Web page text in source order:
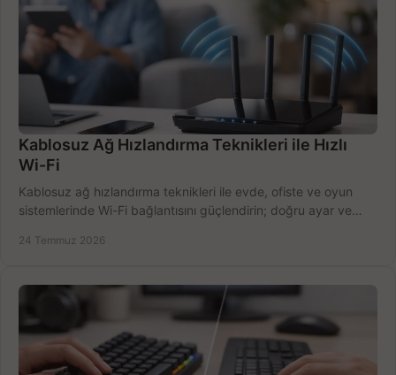
Kablosuz Ağ Hızlandırma Teknikleri ile Hızlı
Wi-Fi
Kablosuz ağ hızlandırma teknikleri ile evde, ofiste ve oyun
sistemlerinde Wi-Fi bağlantısını güçlendirin; doğru ayar ve
24 Temmuz 2026